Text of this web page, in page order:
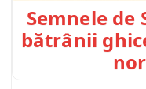
Semnele de
bătrânii